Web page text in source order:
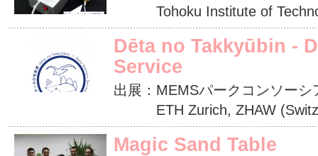
Tohoku Institute of
Dēta no Takkyūbin -
Service
出展：MEMSパークコンソーシ
ETH Zurich, ZHAW
Magic Sand Table